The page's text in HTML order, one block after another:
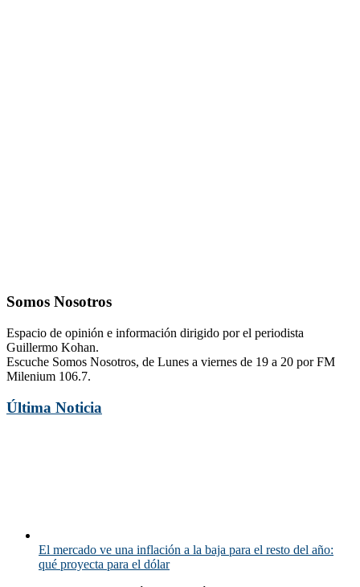
Somos Nosotros
Espacio de opinión e información dirigido por el periodista
Guillermo Kohan.
Escuche Somos Nosotros, de Lunes a viernes de 19 a 20 por FM
Milenium 106.7.
Última Noticia
El mercado ve una inflación a la baja para el resto del año:
qué proyecta para el dólar